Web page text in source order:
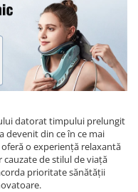
datorat timpului prelungit
devenit din ce în ce mai
oferă o experiență relaxantă
de stilul de viață
prioritate sănătății